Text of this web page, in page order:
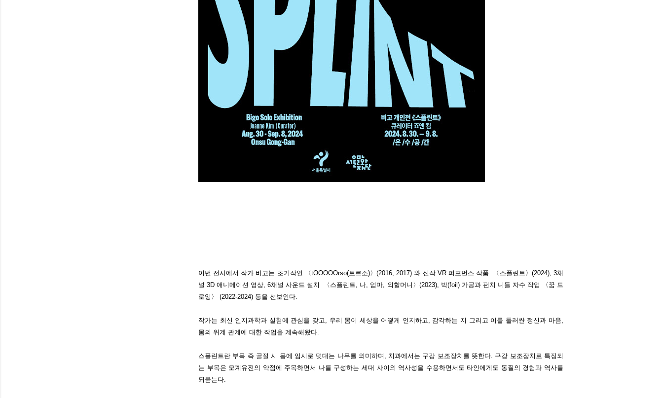
이번 전시에서 작가 비고는 초기작인 〈tOOOOOrso(토르소)〉(2016, 2017) 와 신작 VR 퍼포먼스 작품 〈스플린트〉(2024), 3채
널 3D 애니메이션 영상, 6채널 사운드 설치 〈스플린트, 나, 엄마, 외할머니〉(2023), 박(foil) 가공과 펀치 니들 자수 작업 〈꿈 드
로잉〉 (2022-2024) 등을 선보인다.
작가는 최신 인지과학과 실험에 관심을 갖고, 우리 몸이 세상을 어떻게 인지하고, 감각하는 지 그리고 이를 둘러싼 정신과 마음,
몸의 위계 관계에 대한 작업을 계속해왔다.
스플린트란 부목 즉 골절 시 몸에 임시로 덧대는 나무를 의미하며, 치과에서는 구강 보조장치를 뜻한다. 구강 보조장치로 특징되
는 부목은 모계유전의 약점에 주목하면서 나를 구성하는 세대 사이의 역사성을 수용하면서도 타인에게도 동질의 경험과 역사를
되묻는다.